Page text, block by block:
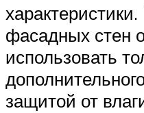
фасадных стен
использовать
защитой от